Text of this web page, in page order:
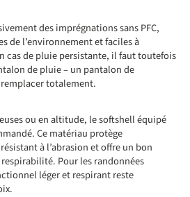
des imprégnations sans PFC,
de l’environnement et faciles à
cas de pluie persistante, il faut toutefois
de pluie – un pantalon de
totalement.
ou en altitude, le softshell équipé
Ce matériau protège
à l’abrasion et offre un bon
Pour les randonnées
léger et respirant reste